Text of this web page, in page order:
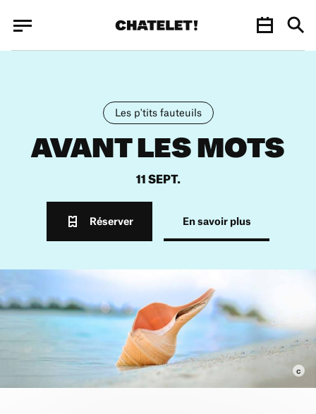
Les p'tits fauteuils
AVANT LES MOTS
11 SEPT.
Réserver En savoir plus